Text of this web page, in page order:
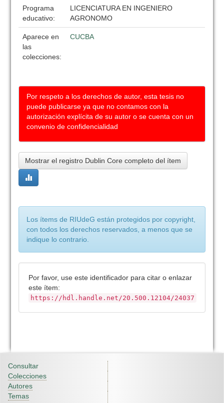
Programa
educativo:
LICENCIATURA EN INGENIERO
AGRONOMO
Aparece en
las
colecciones:
CUCBA
Por respeto a los derechos de autor, esta tesis no
puede publicarse ya que no contamos con la
autorización explícita de su autor o se cuenta con un
convenio de confidencialidad
Mostrar el registro Dublin Core completo del ítem
Los ítems de RIUdeG están protegidos por copyright,
con todos los derechos reservados, a menos que se
indique lo contrario.
Por favor, use este identificador para citar o enlazar
este ítem:
https://hdl.handle.net/20.500.12104/24037
Consultar
Colecciones
Autores
Temas